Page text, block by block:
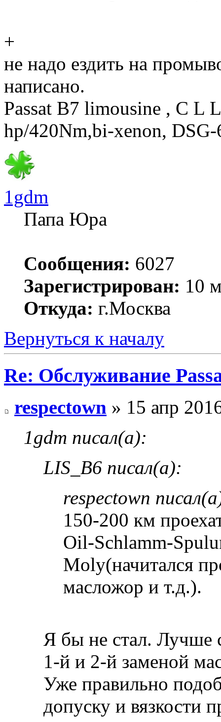
+
не надо ездить на
написано.
Passat B7 limousine , C L
hp/420Nm,bi-xenon,
1gdm
Папа Юра
Сообщения: 6027
Зарегистрирован: 10
Откуда: г.Москва
Вернуться к началу
Re: Обслуживание
respectown » 15 апр
1gdm писал(а):
LIS_B6 писал(а):
respectown
150-200 км
Oil-Schlamm-
Moly(начитался
масложор и т.д.).
Я бы не стал. Лучше
1-й и 2-й заменой
Уже правильно
допуску и вязкости